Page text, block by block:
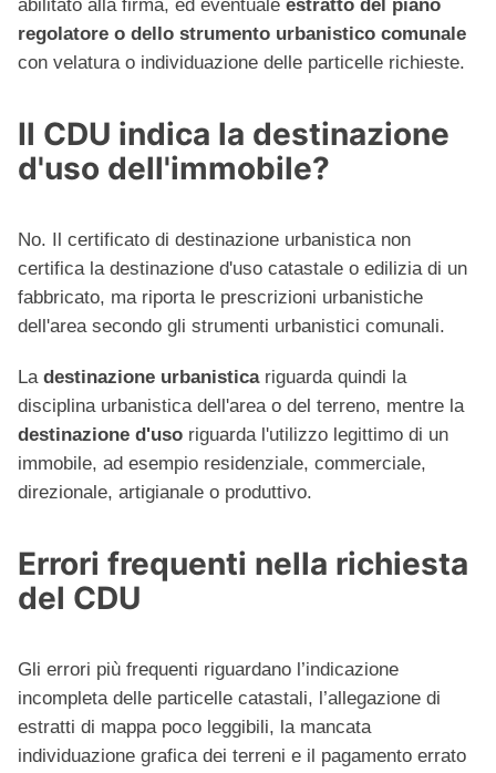
abilitato alla firma, ed eventuale estratto del piano
regolatore o dello strumento urbanistico comunale
con velatura o individuazione delle particelle richieste.
Il CDU indica la destinazione
d'uso dell'immobile?
No. Il certificato di destinazione urbanistica non
certifica la destinazione d'uso catastale o edilizia di un
fabbricato, ma riporta le prescrizioni urbanistiche
dell'area secondo gli strumenti urbanistici comunali.
La destinazione urbanisticariguarda quindi la
disciplina urbanistica dell'area o del terreno, mentre la
destinazione d'uso riguarda l'utilizzo legittimo di un
immobile, ad esempio residenziale, commerciale,
direzionale, artigianale o produttivo.
Errori frequenti nella richiesta
del CDU
Gli errori più frequenti riguardano l’indicazione
incompleta delle particelle catastali, l’allegazione di
estratti di mappa poco leggibili, la mancata
individuazione grafica dei terreni e il pagamento errato